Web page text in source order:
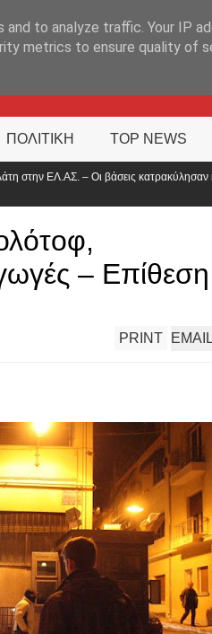
ΠΟΛΙΤΙΚΗ TOP NEWS
οι μισθοί έμειναν
«Η
–
PRINT EMAIL
to analyze traffic. Your IP
metrics to ensure quality of